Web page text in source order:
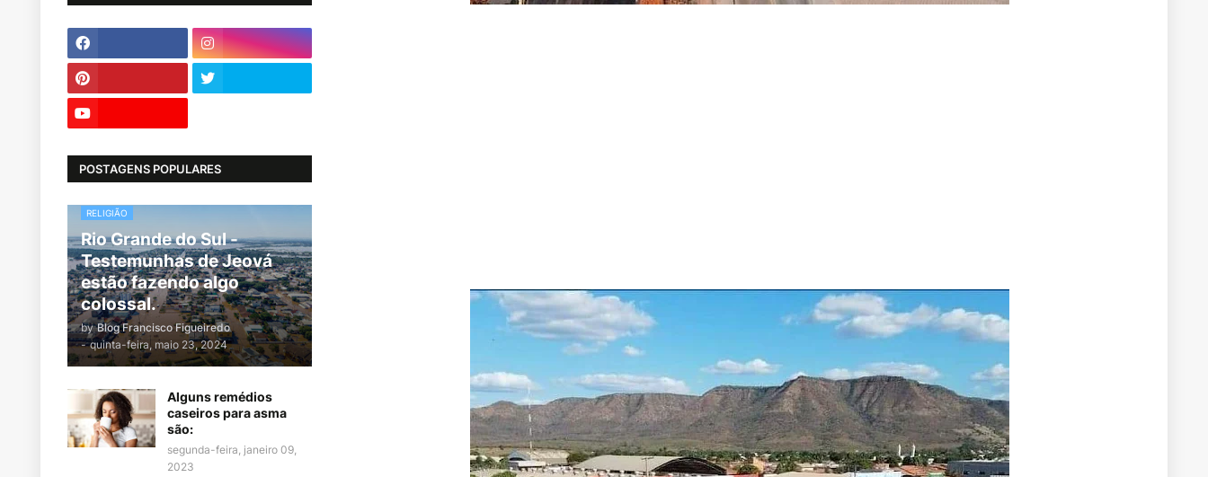
POSTAGENS POPULARES
RELIGIÃO
Rio Grande do Sul -
Testemunhas de Jeová
estão fazendo algo
colossal.
by Blog Francisco Figueiredo
- quinta-feira, maio 23, 2024
Alguns remédios
caseiros para asma
são:
segunda-feira, janeiro 09,
2023